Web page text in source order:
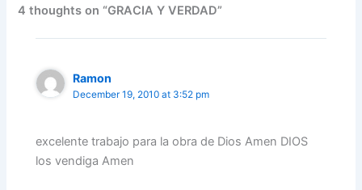
o
o
k
n p
p
m
4 thoughts on “GRACIA Y VERDAD”
Ramon
December 19, 2010 at 3:52 pm
excelente trabajo para la obra de Dios Amen DIOS
los vendiga Amen